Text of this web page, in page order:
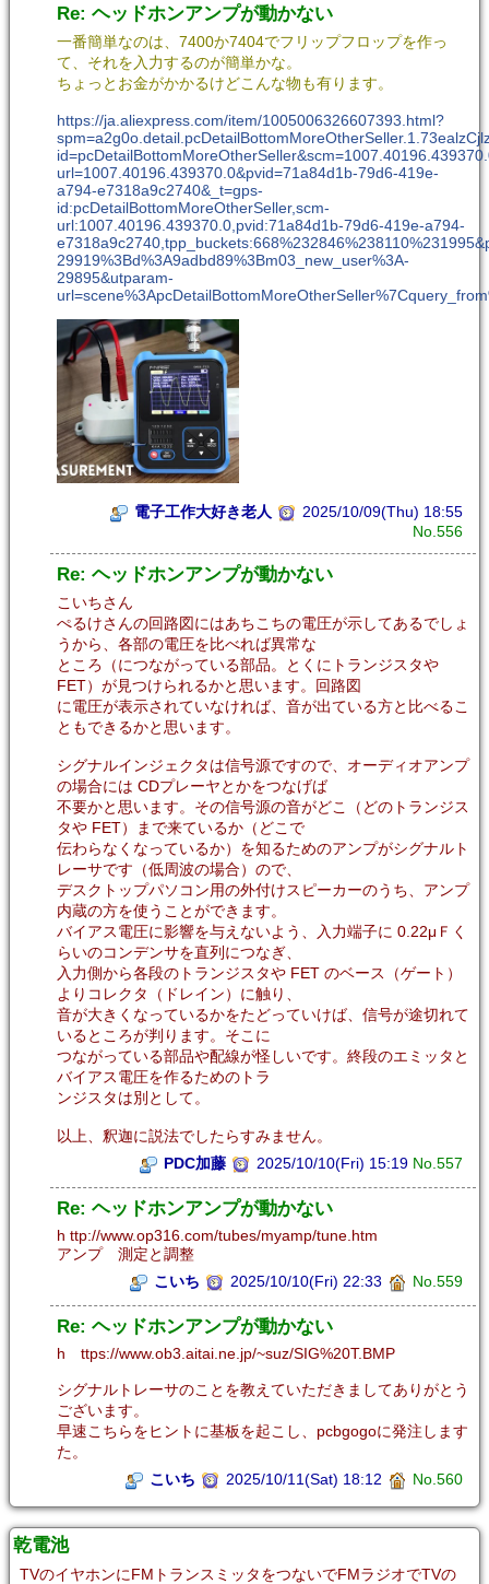
Re: ヘッドホンアンプが動かない
一番簡単なのは、7400か7404でフリップフロップを作っ
て、それを入力するのが簡単かな。
ちょっとお金がかかるけどこんな物も有ります。
https://ja.aliexpress.com/item/1005006326607393.html?
url=1007.40196.439370.0&pvid=71a84d1b-79d6-419e-
a794-e7318a9c2740&_t=gps-
id:pcDetailBottomMoreOtherSeller,scm-
url:1007.40196.439370.0,pvid:71a84d1b-79d6-419e-a794-
29919%3Bd%3A9adbd89%3Bm03_new_user%3A-
29895&utparam-
電子工作大好き老人
2025/10/09(Thu) 18:55
No.556
Re: ヘッドホンアンプが動かない
こいちさん
ぺるけさんの回路図にはあちこちの電圧が示してあるでしょ
うから、各部の電圧を比べれば異常な
ところ（につながっている部品。とくにトランジスタや
FET）が見つけられるかと思います。回路図
に電圧が表示されていなければ、音が出ている方と比べるこ
ともできるかと思います。
シグナルインジェクタは信号源ですので、オーディオアンプ
の場合には CDプレーヤとかをつなげば
不要かと思います。その信号源の音がどこ（どのトランジス
タや FET）まで来ているか（どこで
伝わらなくなっているか）を知るためのアンプがシグナルト
レーサです（低周波の場合）ので、
デスクトップパソコン用の外付けスピーカーのうち、アンプ
内蔵の方を使うことができます。
バイアス電圧に影響を与えないよう、入力端子に 0.22μＦく
らいのコンデンサを直列につなぎ、
入力側から各段のトランジスタや FET のベース（ゲート）
よりコレクタ（ドレイン）に触り、
音が大きくなっているかをたどっていけば、信号が途切れて
いるところが判ります。そこに
つながっている部品や配線が怪しいです。終段のエミッタと
バイアス電圧を作るためのトラ
ンジスタは別として。
以上、釈迦に説法でしたらすみません。
PDC加藤
2025/10/10(Fri) 15:19 No.557
Re: ヘッドホンアンプが動かない
h ttp://www.op316.com/tubes/myamp/tune.htm
アンプ 測定と調整
こいち
2025/10/10(Fri) 22:33 No.559
Re: ヘッドホンアンプが動かない
h ttps://www.ob3.aitai.ne.jp/~suz/SIG%20T.BMP
シグナルトレーサのことを教えていただきましてありがとう
ございます。
早速こちらをヒントに基板を起こし、pcbgogoに発注します
た。
こいち
2025/10/11(Sat) 18:12 No.560
乾電池
TVのイヤホンにFMトランスミッタをつないでFMラジオでTVの